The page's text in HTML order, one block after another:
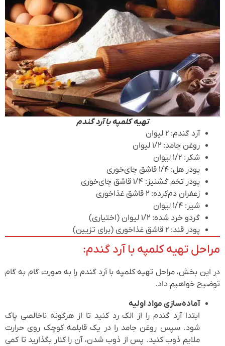
تهیه کلمپه با آرد گندم
آرد گندم: ۲ لیوان
روغن جامد: ۱/۲ لیوان
شکر: ۱/۲ لیوان
پودر هل: ۱/۴ قاشق چای‌خوری
پودر تخم گشنیز: ۱/۴ قاشق چای‌خوری
زعفران دم‌کرده: ۲ قاشق غذاخوری
شیر: ۱/۴ لیوان
گردو خرد شده: ۱/۲ لیوان (اختیاری)
پودر قند: ۲ قاشق غذاخوری (برای تزیین)
مراحل تهیه کلمپه با آرد گندم:
در این بخش، مراحل تهیه کلمپه با آرد گندم را به صورت گام به گام
توضیح خواهیم داد.
آماده‌سازی مواد اولیه
ابتدا آرد گندم را از الک رد کنید تا از هرگونه ناخالصی پاک
شود. سپس روغن جامد را در یک قابلمه کوچک روی حرارت
ملایم ذوب کنید. پس از ذوب شدن، آن را کنار بگذارید تا کمی